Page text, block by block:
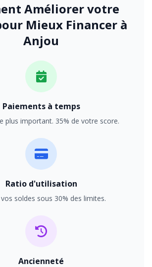
Améliorer votre
Mieux Financer à
Anjou
Paiements à temps
plus important. 35% de votre score.
Ratio d'utilisation
soldes sous 30% des limites.
Ancienneté